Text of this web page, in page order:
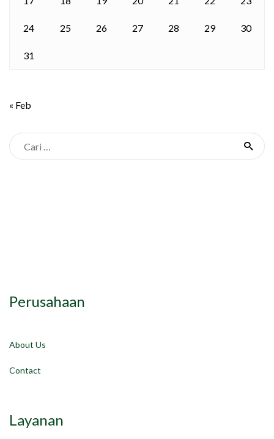
24 25 26 27 28 29 30
31
« Feb
Perusahaan
About Us
Contact
Layanan